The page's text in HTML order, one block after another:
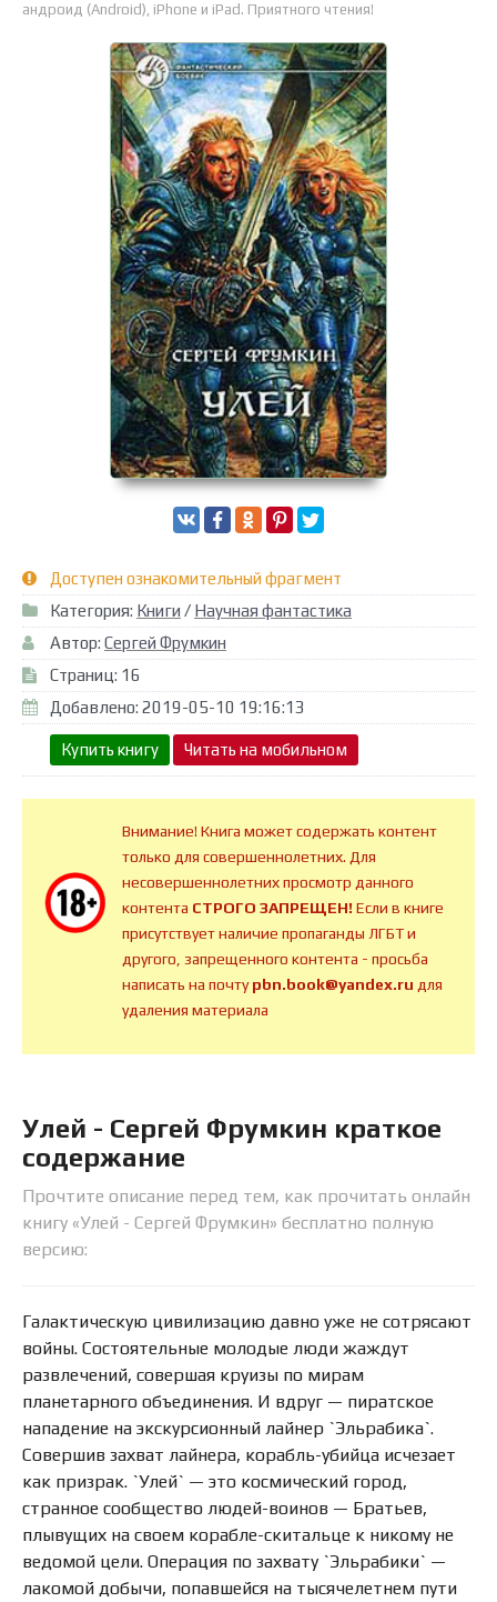
андроид (Android), iPhone и iPad. Приятного чтения!
Доступен ознакомительный фрагмент
Категория: Книги / Научная фантастика
Автор: Сергей Фрумкин
Страниц: 16
Добавлено: 2019-05-10 19:16:13
Купить книгу Читать на мобильном
Внимание! Книга может содержать контент
только для совершеннолетних. Для
несовершеннолетних просмотр данного
контента СТРОГО ЗАПРЕЩЕН!Если в книге
присутствует наличие пропаганды ЛГБТ и
другого, запрещенного контента - просьба
написать на почтуpbn.book@yandex.ru для
удаления материала
Улей - Сергей Фрумкин краткое
содержание
Прочтите описание перед тем, как прочитать онлайн
книгу «Улей - Сергей Фрумкин» бесплатно полную
версию:
Галактическую цивилизацию давно уже не сотрясают
войны. Состоятельные молодые люди жаждут
развлечений, совершая круизы по мирам
планетарного объединения. И вдруг — пиратское
нападение на экскурсионный лайнер `Эльрабика`.
Совершив захват лайнера, корабль-убийца исчезает
как призрак. `Улей` — это космический город,
странное сообщество людей-воинов — Братьев,
плывущих на своем корабле-скитальце к никому не
ведомой цели. Операция по захвату `Эльрабики` —
лакомой добычи, попавшейся на тысячелетнем пути